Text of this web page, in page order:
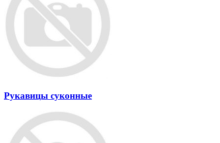
Рукавицы суконные